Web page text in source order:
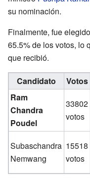
su nominación.
Finalmente, fue
65.5% de los votos, lo
que recibió.
Candidato Votos
Ram
Chandra
Poudel
33802
votos
Subaschandra
Nemwang
15518
votos